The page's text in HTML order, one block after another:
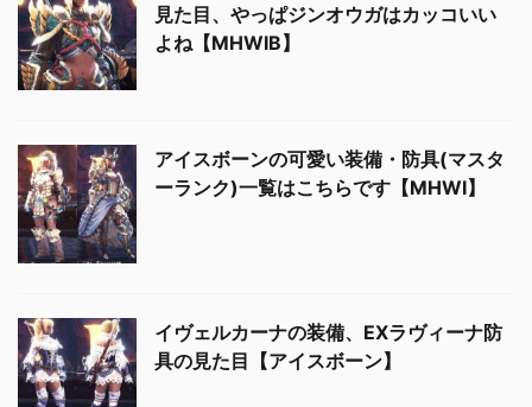
見た目、やっぱジンオウガはカッコいい
よね【MHWIB】
アイスボーンの可愛い装備・防具(マスタ
ーランク)一覧はこちらです【MHWI】
イヴェルカーナの装備、EXラヴィーナ防
具の見た目【アイスボーン】